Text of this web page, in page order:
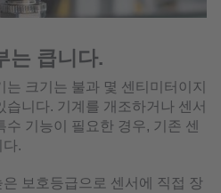
는 큽니다.
크기는 불과 몇 센티미터이지
습니다. 기계를 개조하거나 센서
기능이 필요한 경우, 기존 센
다.
보호등급으로 센서에 직접 장